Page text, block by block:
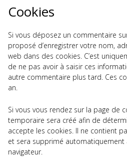
Cookies
Si vous déposez un commentaire
proposé d’enregistrer votre nom,
web dans des cookies. C’est
de ne pas avoir à saisir ces
autre commentaire plus tard. Ces
an.
Si vous vous rendez sur la page de
temporaire sera créé afin de
accepte les cookies. Il ne contient
et sera supprimé automatiquement
navigateur.